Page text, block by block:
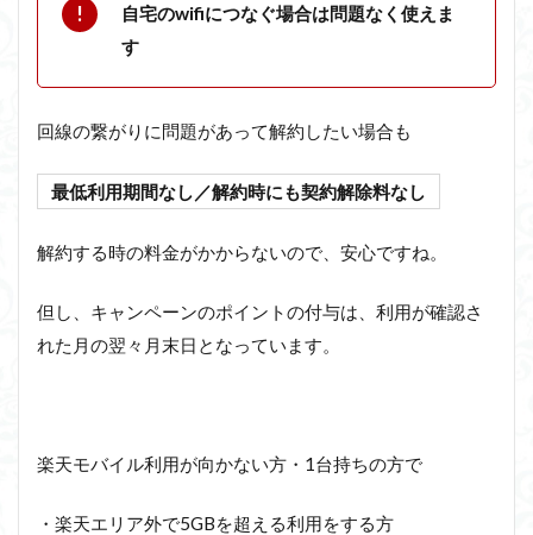
自宅のwifiにつなぐ場合は問題なく使えま
す
回線の繋がりに問題があって解約したい場合も
最低利用期間なし／解約時にも契約解除料なし
解約する時の料金がかからないので、安心ですね。
但し、キャンペーンのポイントの付与は、利用が確認さ
れた月の翌々月末日となっています。
楽天モバイル利用が向かない方・1台持ちの方で
・楽天エリア外で5GBを超える利用をする方